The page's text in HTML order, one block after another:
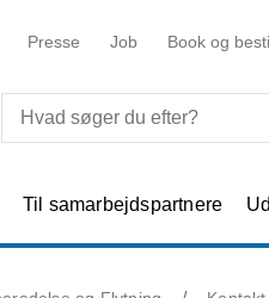
Presse Job Book og
Til samarbejdspartnere